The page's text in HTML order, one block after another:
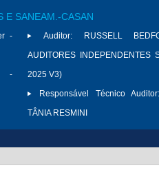
E SANEAM.-CASAN
-
-
Auditor:
RUSSELL
AUDITORES INDEPENDENTES
2025 V3)
Responsável Técnico
TÂNIA RESMINI